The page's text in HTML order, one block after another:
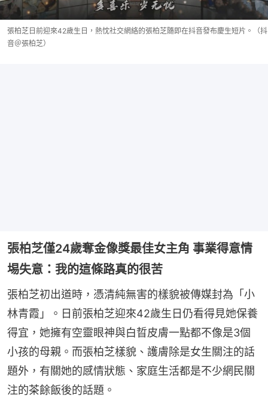
張柏芝日前迎來42歲生日，熱忱社交網絡的張柏芝隨即在抖音發布慶生短片。（抖
音＠張柏芝）
張柏芝僅24歲奪金像獎最佳女主角 事業得意情
埸失意：我的這條路真的很苦
張柏芝初出道時，憑清純無害的樣貌被傳媒封為「小
林青霞」。日前張柏芝迎來42歲生日仍看得見她保養
得宜，她擁有空靈眼神與白晢皮膚一點都不像是3個
小孩的母親。而張柏芝樣貌、護膚除是女生關注的話
題外，有關她的感情狀態、家庭生活都是不少網民關
注的茶餘飯後的話題。